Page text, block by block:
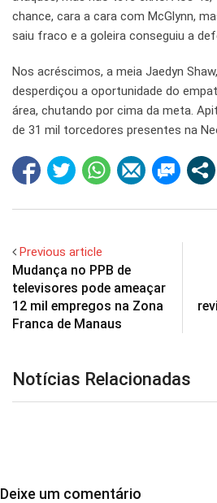
chance, cara a cara com McGlynn,
saiu fraco e a goleira conseguiu a
Nos acréscimos, a meia Jaedyn
desperdiçou a oportunidade do
área, chutando por cima da meta.
de 31 mil torcedores presentes na
Previous article
Mudança no PPB de
televisores pode ameaçar
12 mil empregos na Zona
Franca de Manaus
Notícias Relacionadas
Deixe um comentário